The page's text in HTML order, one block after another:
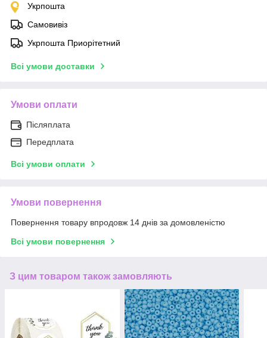
Укрпошта
Самовивіз
Укрпошта Приорітетний
Всі умови доставки
Умови оплати
Післяплата
Передплата
Всі умови оплати
Умови повернення
Повернення товару впродовж 14 днів за домовленістю
Всі умови повернення
З цим товаром також замовляють